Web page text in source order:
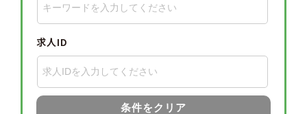
求人ID
条件をクリア